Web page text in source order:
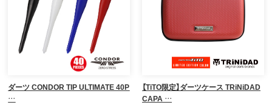
ダーツ CONDOR TIP ULTIMATE 40P
…
【TiTO限定】ダーツケース TRiNiDAD
CAPA …